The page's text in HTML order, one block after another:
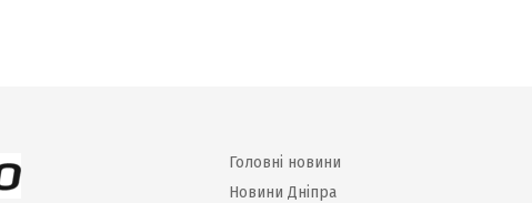
Головні новини
Новини Дніпра